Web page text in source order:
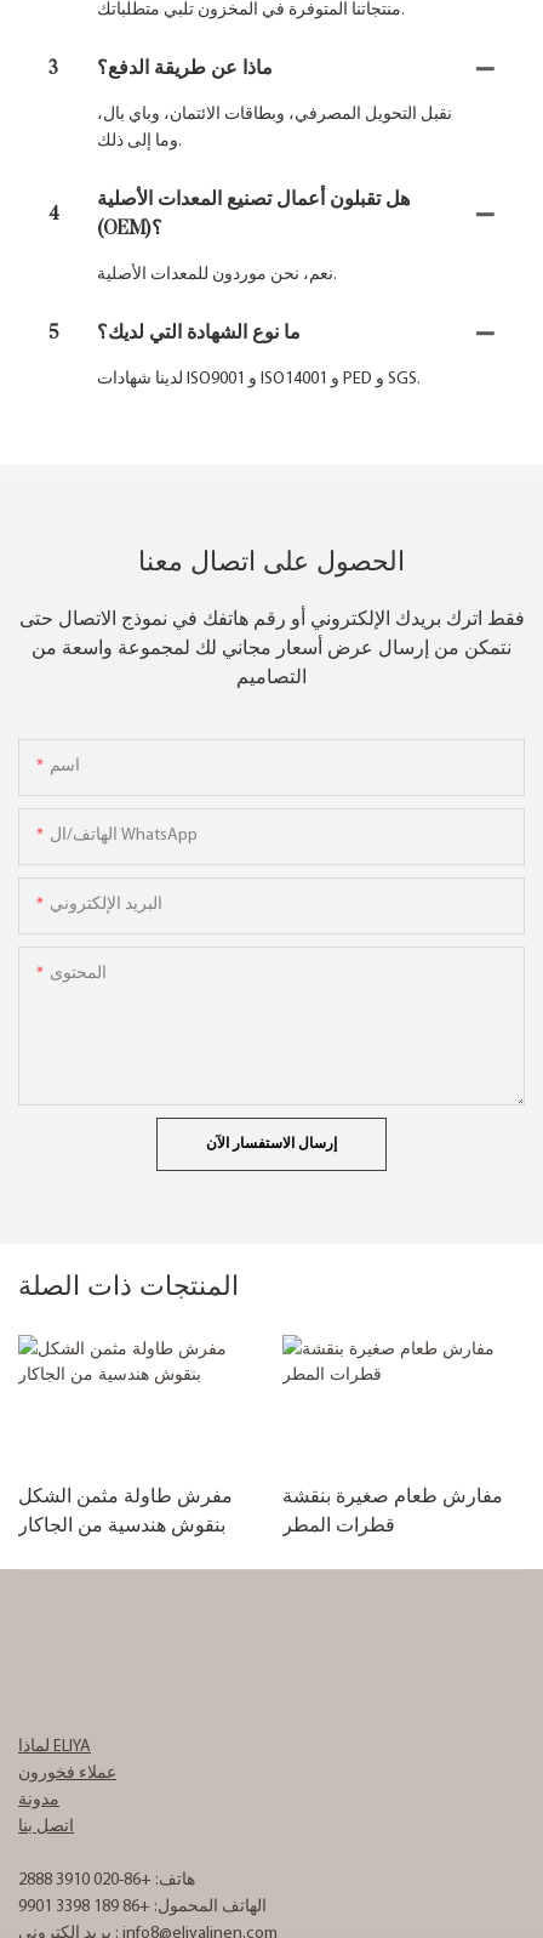
منتجاتنا المتوفرة في المخزون تلبي متطلباتك.
3 ماذا عن طريقة الدفع؟
نقبل التحويل المصرفي، وبطاقات الائتمان، وباي بال،
وما إلى ذلك.
4
هل تقبلون أعمال تصنيع المعدات الأصلية
(OEM)؟
نعم، نحن موردون للمعدات الأصلية.
5 ما نوع الشهادة التي لديك؟
لدينا شهادات ISO9001 و ISO14001 و PED و SGS.
الحصول على اتصال معنا
فقط اترك بريدك الإلكتروني أو رقم هاتفك في نموذج الاتصال حتى
نتمكن من إرسال عرض أسعار مجاني لك لمجموعة واسعة من
التصاميم
اسم
الهاتف/ال WhatsApp
البريد الإلكتروني
المحتوى
إرسال الاستفسار الآن
المنتجات ذات الصلة
مفرش طاولة مثمن الشكل
بنقوش هندسية من الجاكار
مفارش طعام صغيرة بنقشة
قطرات المطر
لماذا ELIYA
عملاء فخورون
مدونة
اتصل بنا
هاتف: +86-020 3910 2888
الهاتف المحمول: +86 189 3398 9901
بريد إلكتروني : info8@eliyalinen.com